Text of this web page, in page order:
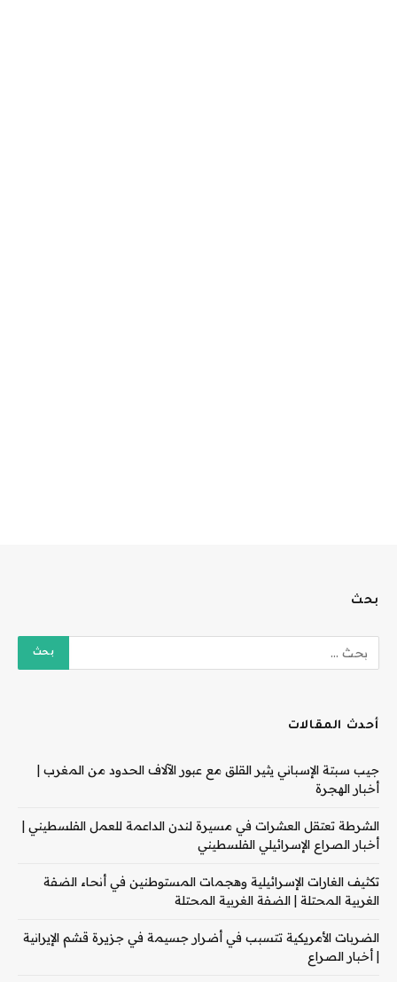
بحث
أحدث المقالات
جيب سبتة الإسباني يثير القلق مع عبور الآلاف الحدود من المغرب |
أخبار الهجرة
الشرطة تعتقل العشرات في مسيرة لندن الداعمة للعمل الفلسطيني |
أخبار الصراع الإسرائيلي الفلسطيني
تكثيف الغارات الإسرائيلية وهجمات المستوطنين في أنحاء الضفة
الغربية المحتلة | الضفة الغربية المحتلة
الضربات الأمريكية تتسبب في أضرار جسيمة في جزيرة قشم الإيرانية
| أخبار الصراع